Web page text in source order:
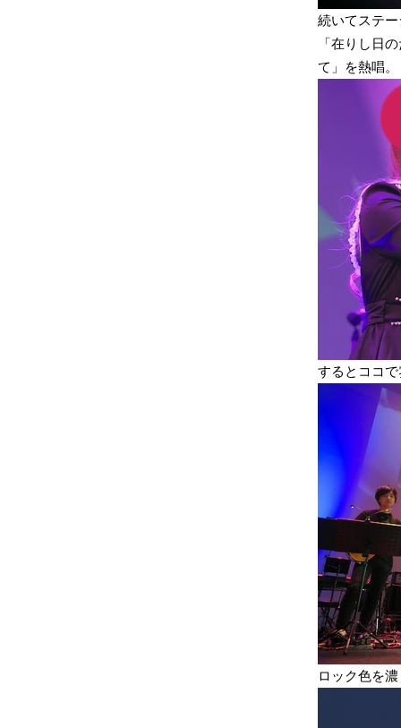
続いてステ
「在りし日
て」を熱唱。
するとココ
ロック色を